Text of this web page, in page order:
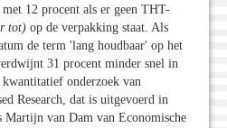
12 procent als er geen THT-
tot) op de verpakking staat. Als
de term 'lang houdbaar' op het
31 procent minder snel in
onderzoek van
Research, dat is uitgevoerd in
Martijn van Dam van Economische